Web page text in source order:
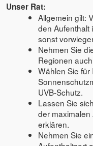
Unser Rat:
Allgemein gilt:
den Aufenthalt
sonst
Nehmen Sie
Regionen
Wählen Sie
UVB-Schutz.
Lassen Sie
der
erklären.
Nehmen Sie